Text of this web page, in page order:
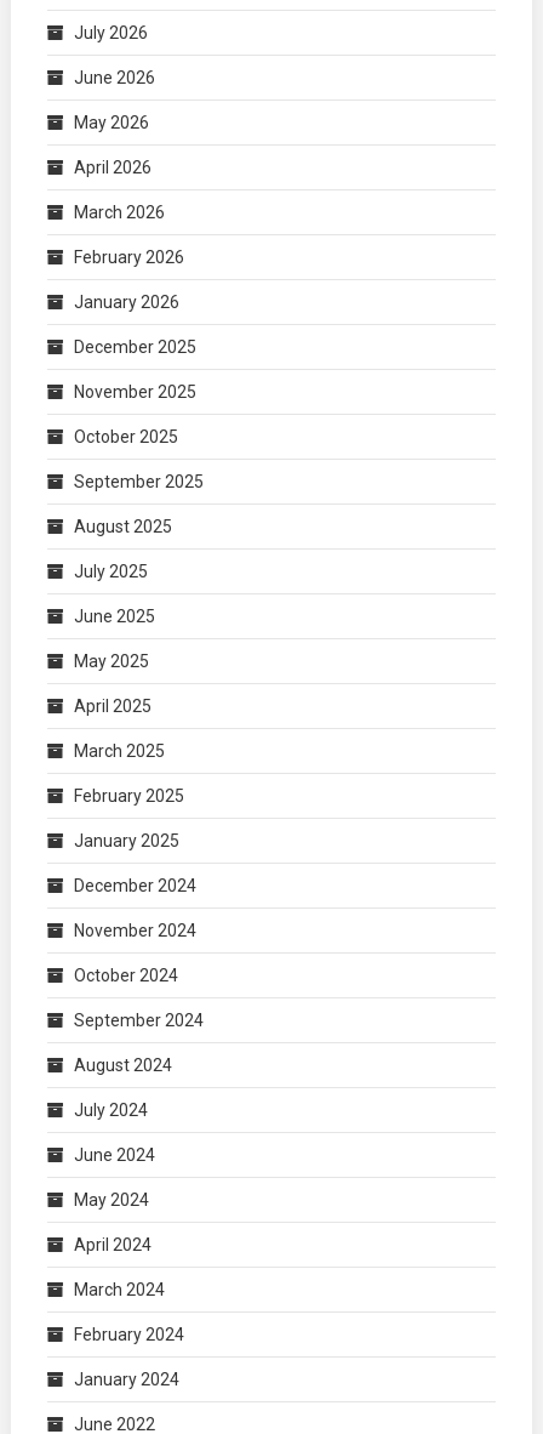
July 2026
June 2026
May 2026
April 2026
March 2026
February 2026
January 2026
December 2025
November 2025
October 2025
September 2025
August 2025
July 2025
June 2025
May 2025
April 2025
March 2025
February 2025
January 2025
December 2024
November 2024
October 2024
September 2024
August 2024
July 2024
June 2024
May 2024
April 2024
March 2024
February 2024
January 2024
June 2022